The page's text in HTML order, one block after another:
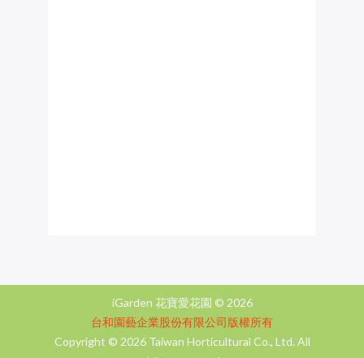
iGarden 花寶愛花園 © 2026
台和園藝企業股份有限公司版權所有
Copyright © 2026 Taiwan Horticultural Co., Ltd. All